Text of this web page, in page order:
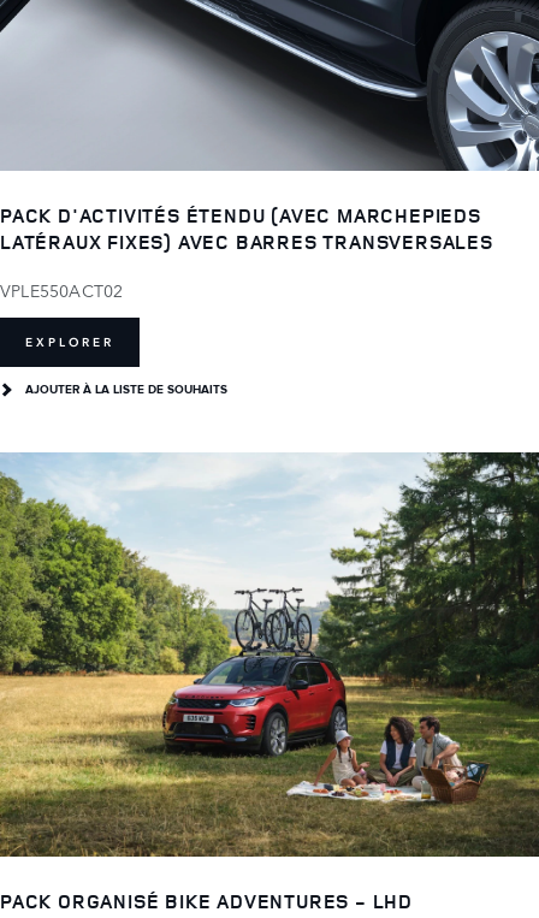
PACK D'ACTIVITÉS ÉTENDU (AVEC MARCHEPIEDS
LATÉRAUX FIXES) AVEC BARRES TRANSVERSALES
VPLE550ACT02
EXPLORER
AJOUTER À LA LISTE DE SOUHAITS
PACK ORGANISÉ BIKE ADVENTURES - LHD